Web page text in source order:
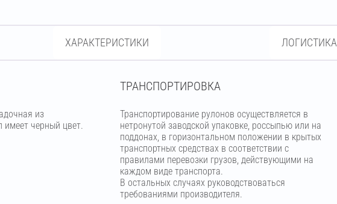
ХАРАКТЕРИСТИКИ ЛОГИСТИКА
из
имеет черный цвет.
ТРАНСПОРТИРОВКА
Транспортирование рулонов осуществляется в
нетронутой заводской упаковке, россыпью или на
поддонах, в горизонтальном положении в крытых
транспортных средствах в соответствии с
правилами перевозки грузов, действующими на
каждом виде транспорта.
В остальных случаях руководствоваться
требованиями производителя.